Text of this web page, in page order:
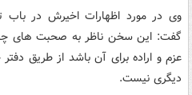
وی در مورد اظهارات اخیرش در باب
گفت: این سخن ناظر به صحبت های
عزم و اراده برای آن باشد از طریق
دیگری نیست.